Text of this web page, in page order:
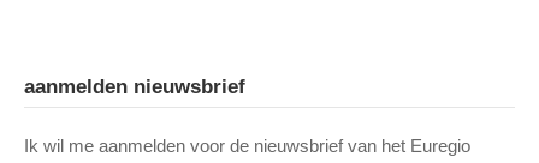
aanmelden nieuwsbrief
Ik wil me aanmelden voor de nieuwsbrief van het Euregio